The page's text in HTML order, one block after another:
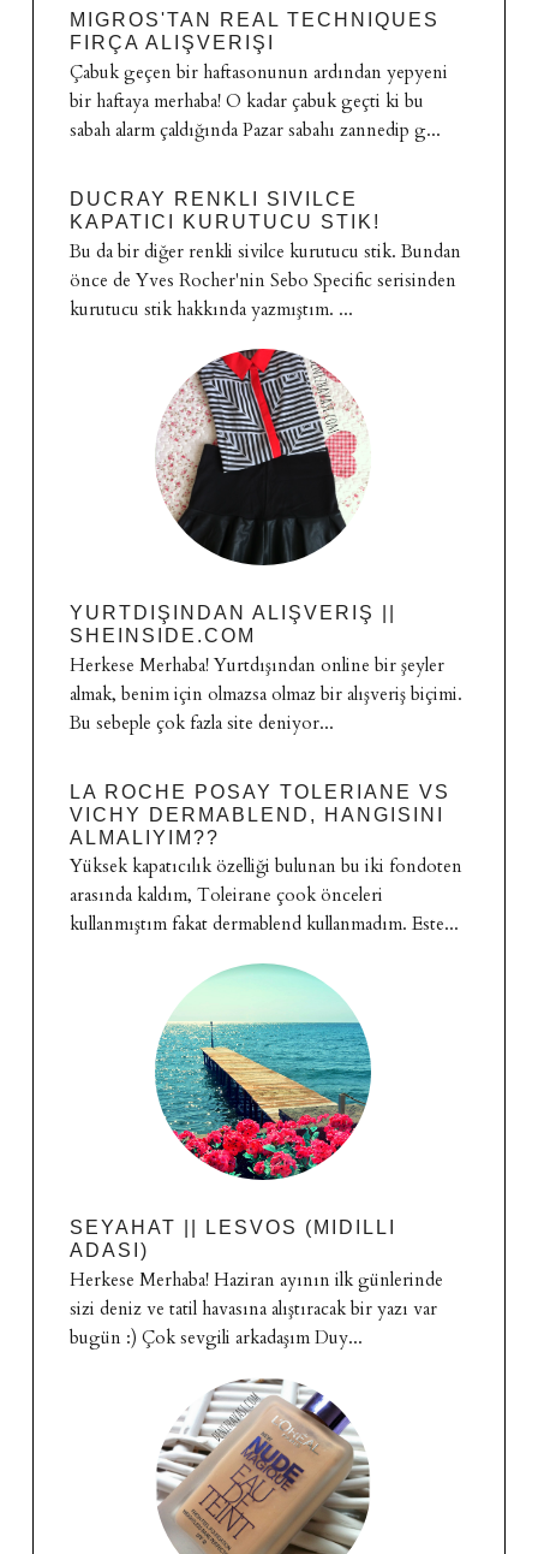
MIGROS'TAN REAL TECHNIQUES
FIRÇA ALIŞVERIŞI
Çabuk geçen bir haftasonunun ardından yepyeni
bir haftaya merhaba! O kadar çabuk geçti ki bu
sabah alarm çaldığında Pazar sabahı zannedip g...
DUCRAY RENKLI SIVILCE
KAPATICI KURUTUCU STIK!
Bu da bir diğer renkli sivilce kurutucu stik. Bundan
önce de Yves Rocher'nin Sebo Specific serisinden
kurutucu stik hakkında yazmıştım. ...
YURTDIŞINDAN ALIŞVERIŞ ||
SHEINSIDE.COM
Herkese Merhaba! Yurtdışından online bir şeyler
almak, benim için olmazsa olmaz bir alışveriş biçimi.
Bu sebeple çok fazla site deniyor...
LA ROCHE POSAY TOLERIANE VS
VICHY DERMABLEND, HANGISINI
ALMALIYIM??
Yüksek kapatıcılık özelliği bulunan bu iki fondoten
arasında kaldım, Toleirane çook önceleri
kullanmıştım fakat dermablend kullanmadım. Este...
SEYAHAT || LESVOS (MIDILLI
ADASI)
Herkese Merhaba! Haziran ayının ilk günlerinde
sizi deniz ve tatil havasına alıştıracak bir yazı var
bugün :) Çok sevgili arkadaşım Duy...